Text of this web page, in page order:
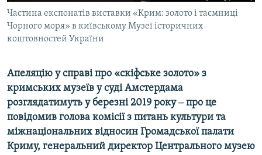
Частина експонатів виставки «Крим: золото і таємниці
Чорного моря» в київському Музеї історичних
коштовностей України
Апеляцію у справі про «скіфське золото» з
кримських музеїв у суді Амстердама
розглядатимуть у березні 2019 року ‒ про це
повідомив голова комісії з питань культури та
міжнаціональних відносин Громадської палати
Криму, генеральний директор Центрального музею